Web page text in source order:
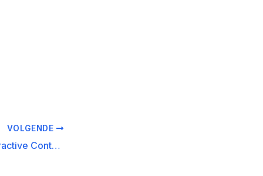
VOLGENDE
De kracht van Interactive Content Development